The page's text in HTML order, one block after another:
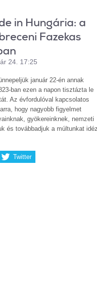
in Hungária: a
Fazekas
24. 17:25
január 22-én annak
ban ezen a napon tisztázta le
Az évfordulóval kapcsolatos
hogy nagyobb figyelmet
gyökereinknek, nemzeti
és továbbadjuk a múltunkat
Twitter